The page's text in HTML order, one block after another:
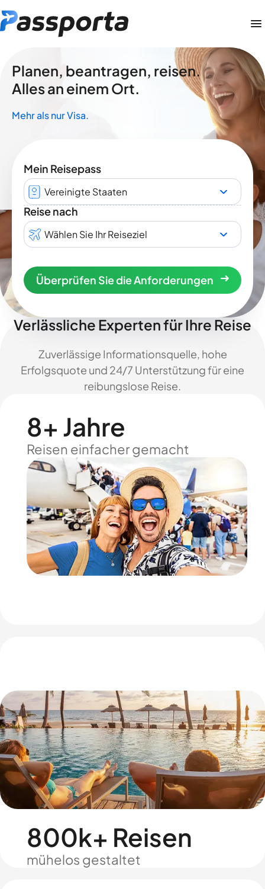
Planen, beantragen, reisen.
Alles an einem Ort.
Mehr als nur Visa.
Mein Reisepass
Vereinigte Staaten
Reise nach
Wählen Sie Ihr Reiseziel
Überprüfen Sie die Anforderungen
Verlässliche Experten für Ihre Reise
Zuverlässige Informationsquelle, hohe
Erfolgsquote und 24/7 Unterstützung für eine
reibungslose Reise.
8+ Jahre
Reisen einfacher gemacht
800k+ Reisen
mühelos gestaltet